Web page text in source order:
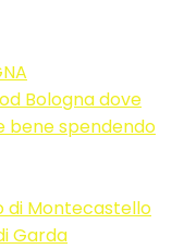
Bologna dove
bene spendendo
di Montecastello
Garda